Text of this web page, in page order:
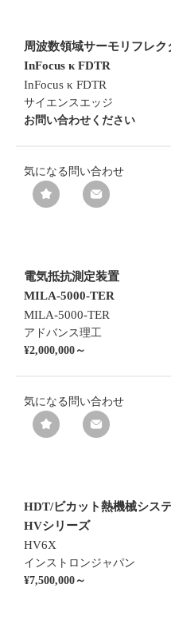
周波数領域サーモリフレク
InFocus κ FDTR
InFocus κ FDTR
サイエンスエッジ
お問い合わせください
気になる 問い合わせ
電気抵抗測定装置
MILA-5000-TER
MILA-5000-TER
アドバンス理工
¥2,000,000～
気になる 問い合わせ
HDT/ビカット熱機械シス
HVシリーズ
HV6X
インストロンジャパン
¥7,500,000～